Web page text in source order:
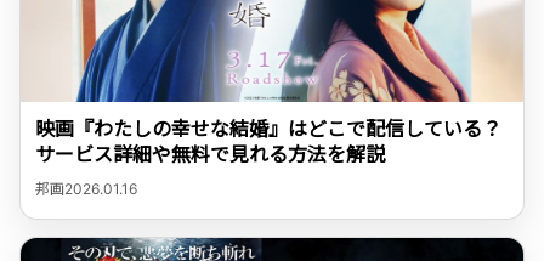
映画『わたしの幸せな結婚』はどこで配信している？
サービス詳細や無料で見れる方法を解説
邦画2026.01.16